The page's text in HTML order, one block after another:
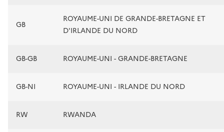
GB
ROYAUME-UNI DE GRANDE-BRETAGNE ET
D'IRLANDE DU NORD
GB-GB ROYAUME-UNI - GRANDE-BRETAGNE
GB-NI ROYAUME-UNI - IRLANDE DU NORD
RW RWANDA